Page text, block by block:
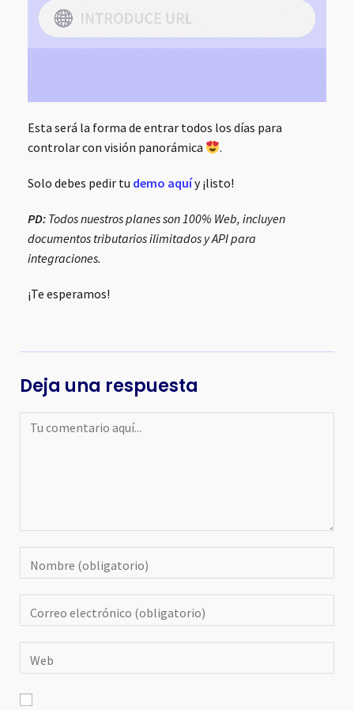
Esta será la forma de entrar todos los días para
controlar con visión panorámica
.
Solo debes pedir tu demo aquíy ¡listo!
PD: Todos nuestros planes son 100% Web, incluyen
documentos tributarios ilimitados y API para
integraciones.
¡Te esperamos!
Deja una respuesta